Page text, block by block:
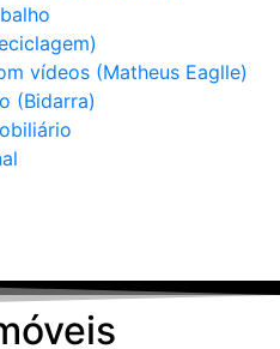
vídeos (Matheus Eaglle)
(Bidarra)